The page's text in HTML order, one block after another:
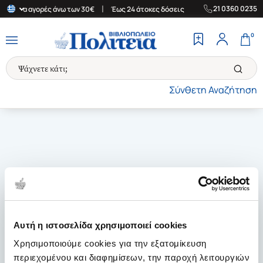
Αυτή η ιστοσελίδα χρησιμοποιεί cookies
Χρησιμοποιούμε cookies για την εξατομίκευση
περιεχομένου και διαφημίσεων, την παροχή λειτουργιών
για αγορές άνω των 30€ Έως 24 άτοκες δόσεις | Δωρεάν
21 0360 0235
Σύνθετη Αναζήτηση
0